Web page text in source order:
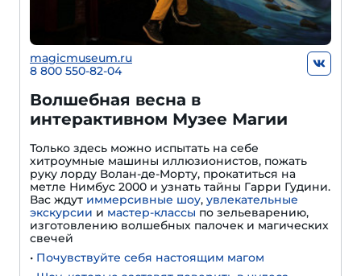
magicmuseum.ru
8 800 550-82-04
Волшебная весна в
интерактивном Музее Магии
Только здесь можно испытать на себе
хитроумные машины иллюзионистов, пожать
руку лорду Волан-де-Морту, прокатиться на
метле Нимбус 2000 и узнать тайны Гарри Гудини.
Вас ждут иммерсивные шоу, увлекательные
экскурсии и мастер-классы по зельеварению,
изготовлению волшебных палочек и магических
свечей
• Почувствуйте себя настоящим магом